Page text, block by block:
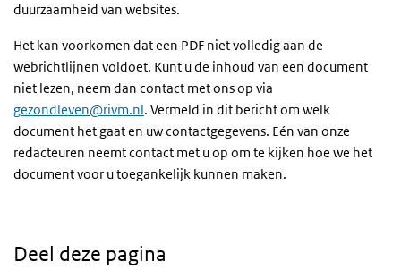
duurzaamheid van websites.
Het kan voorkomen dat een PDF niet volledig aan de
webrichtlijnen voldoet. Kunt u de inhoud van een document
niet lezen, neem dan contact met ons op via
gezondleven@rivm.nl. Vermeld in dit bericht om welk
document het gaat en uw contactgegevens. Eén van onze
redacteuren neemt contact met u op om te kijken hoe we het
document voor u toegankelijk kunnen maken.
Deel deze pagina